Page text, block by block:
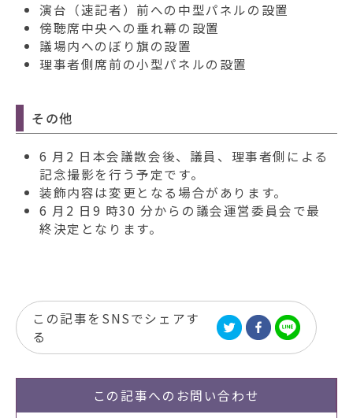
演台（速記者）前への中型パネルの設置
傍聴席中央への垂れ幕の設置
議場内へのぼり旗の設置
理事者側席前の小型パネルの設置
その他
6 月2 日本会議散会後、議員、理事者側による
記念撮影を行う予定です。
装飾内容は変更となる場合があります。
6 月2 日9 時30 分からの議会運営委員会で最
終決定となります。
この記事をSNSでシェアす
る
この記事への お問い合わせ